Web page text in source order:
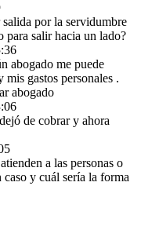
por la servidumbre
para salir hacia un lado?
abogado me puede
gastos personales .
abogado
de cobrar y ahora
a las personas o
y cuál sería la forma